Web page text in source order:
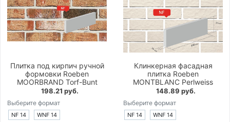
Плитка под кирпич ручной
формовки Roeben
MOORBRAND Torf-Bunt
198.21 руб.
Выберите формат
NF 14 WNF 14
Клинкерная фасадная
плитка Roeben
MONTBLANC Perlweiss
148.89 руб.
Выберите формат
NF 14 WNF 14